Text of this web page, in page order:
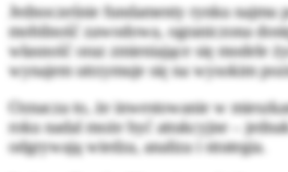
Jednocześnie fundamenty rynku najmu
mobilność zawodowa, ograniczona
własność oraz zmieniające się modele
wynajem utrzymuje się na wysokim
Oznacza to, że inwestowanie w
roku nadal może być atrakcyjne –
odgrywają wiedza, analiza i strategia.